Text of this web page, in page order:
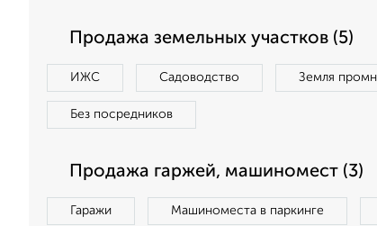
Продажа земельных участков (5)
ИЖС Садоводство Земля
Без посредников
Продажа гаржей, машиномест (3)
Гаражи Машиноместа в паркинге